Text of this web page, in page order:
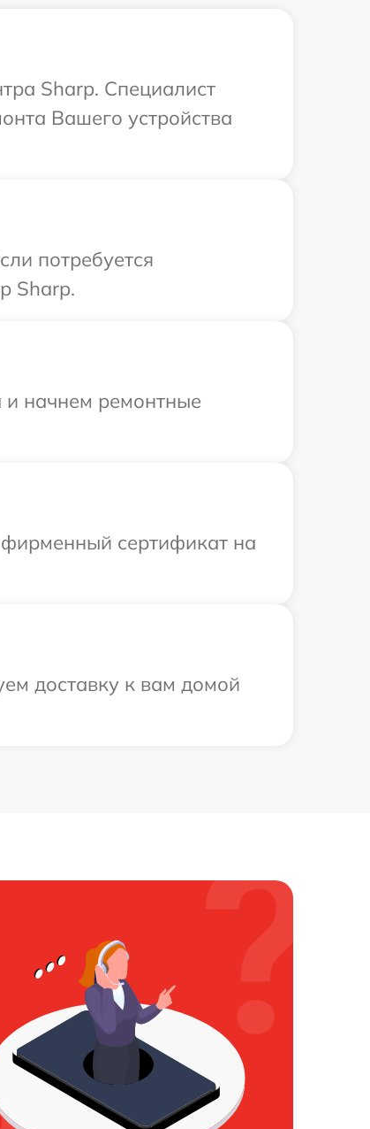
Sharp. Специалист
Вашего устройства
потребуется
Sharp.
и начнем ремонтные
сертификат на
доставку к вам домой